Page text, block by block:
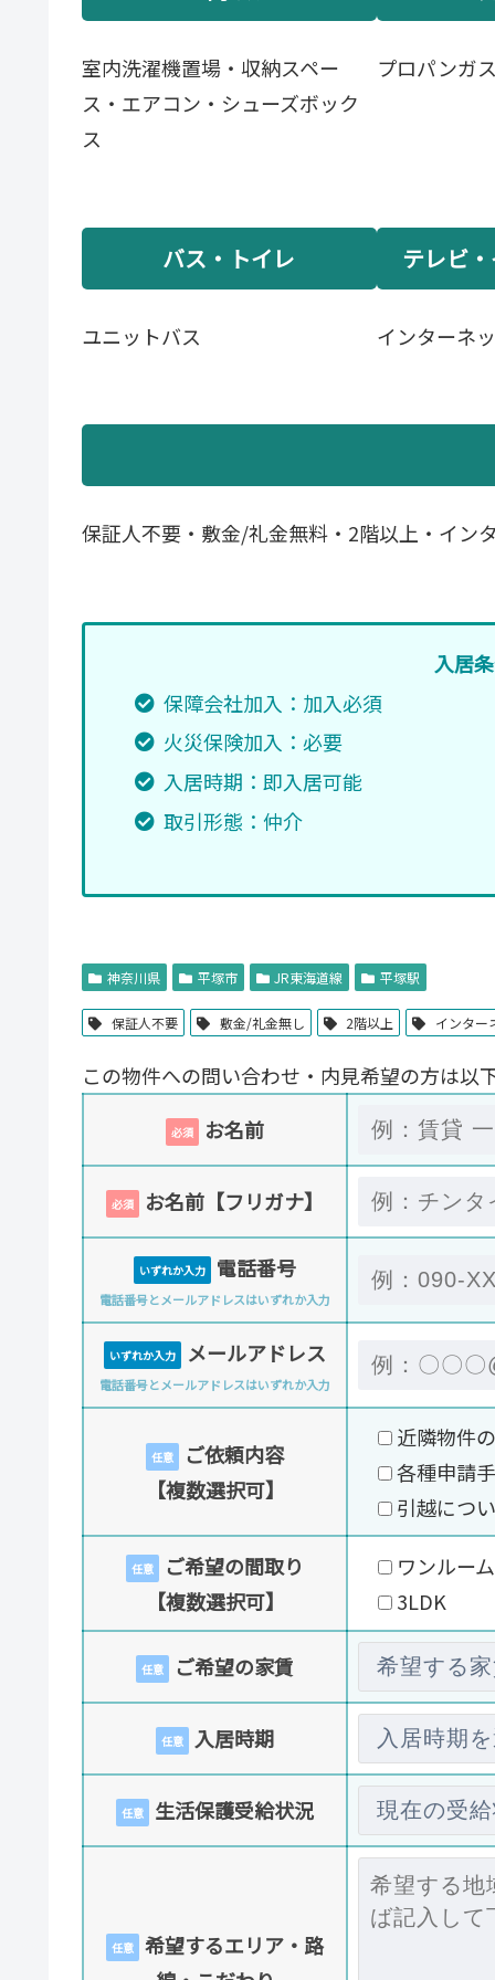
室内洗濯機置場・収納スペー
ス・エアコン・シューズボック
ス
プロパンガ
バス・トイレ
ユニットバス
テレビ
インターネ
保証人不要・敷金/礼金無料・2階以上・イン
入居
保障会社加入：加入必須
火災保険加入：必要
入居時期：即入居可能
取引形態：仲介
神奈川県 平塚市 JR東海道線 平塚駅
保証人不要 敷金/礼金無し 2階以上 インター
この物件への問い合わせ・内見希望の方は以
必須 お名前
必須 お名前【フリガナ】
いずれか入力 電話番号
電話番号とメールアドレスはいずれか入力
いずれか入力 メールアドレス
電話番号とメールアドレスはいずれか入力
任意
ご依頼内容
【複数選択可】
近隣物件
各種申請
引越につ
任意
ご希望の間取り
【複数選択可】
ワンルー
3LDK
任意 ご希望の家賃
任意 入居時期
任意 生活保護受給状況
任意
希望するエリア・路